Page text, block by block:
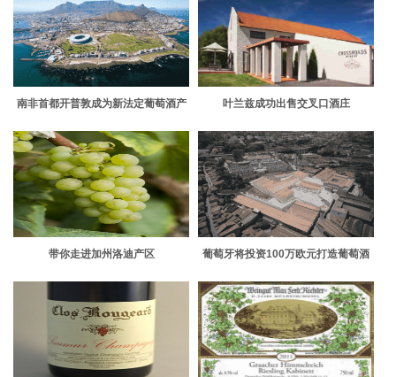
南非首都开普敦成为新法定葡萄酒产
叶兰兹成功出售交叉口酒庄
带你走进加州洛迪产区
葡萄牙将投资100万欧元打造葡萄酒